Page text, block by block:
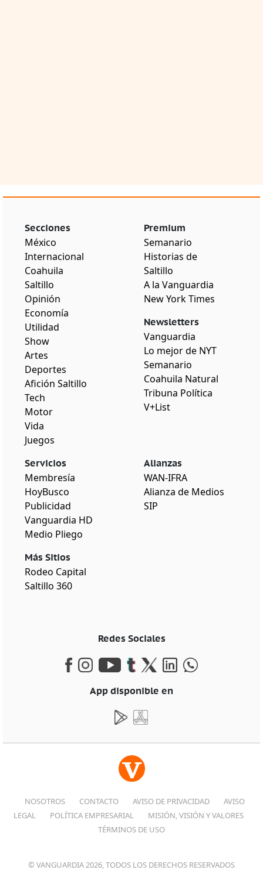
Secciones
México
Internacional
Coahuila
Saltillo
Opinión
Economía
Utilidad
Show
Artes
Deportes
Afición Saltillo
Tech
Motor
Vida
Juegos
Premium
Semanario
Historias de
Saltillo
A la Vanguardia
New York Times
Newsletters
Vanguardia
Lo mejor de NYT
Semanario
Coahuila Natural
Tribuna Política
V+List
Servicios
Membresía
HoyBusco
Publicidad
Vanguardia HD
Medio Pliego
Más Sitios
Rodeo Capital
Saltillo 360
Alianzas
WAN-IFRA
Alianza de Medios
SIP
Redes Sociales
App disponible en
NOSOTROS CONTACTO AVISO DE PRIVACIDAD
AVISO
LEGAL
POLÍTICA EMPRESARIAL
MISIÓN, VISIÓN Y VALORES
TÉRMINOS DE USO
© VANGUARDIA 2026, TODOS LOS DERECHOS RESERVADOS